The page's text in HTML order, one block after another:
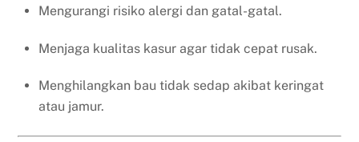
Mengurangi risiko alergi dan gatal-gatal.
Menjaga kualitas kasur agar tidak cepat rusak.
Menghilangkan bau tidak sedap akibat keringat
atau jamur.